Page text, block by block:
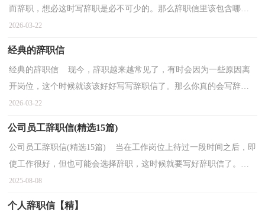
而辞职，想必这时写辞职是必不可少的。那么辞职信里该包含哪些
内容呢？以下是小编收集整理的护士辞职信，供大家参考...
2026-03-22
经典的辞职信
经典的辞职信 现今，辞职越来越常见了，有时会因为一些原因离
开岗位，这个时候就该该好好写写辞职信了。那么你真的会写辞职
信吗？以下是小编整理的经典的辞职信，希望能够帮助到大...
2026-03-22
公司员工辞职信(精选15篇)
公司员工辞职信(精选15篇) 当在工作岗位上待过一段时间之后，即
使工作很好，但也可能会选择辞职，这时候就要写好辞职信了。我
们该怎么去写辞职信呢？以下是小编帮大家整理的公司...
2025-08-08
个人辞职信【精】